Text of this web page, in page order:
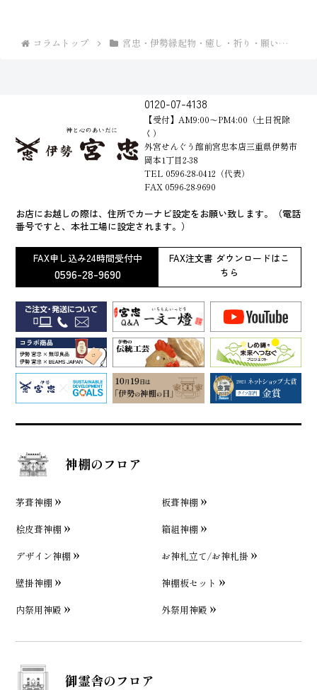
コラムトップ 宮忠・伊勢縁起物・癒し・祈り・願い…
0120-07-4138
【受付】AM9:00～PM4:00（土日祝除
く）
外宮せんぐう館前宮忠本店三重県伊勢市
岡本1丁目2-38
TEL 0596-28-0412（代表）
FAX 0596-28-9690
お店にお越しの際は、住所でカーナビ設定をお願い致します。（電話
番号ですと、本社工場に設定されます。）
FAX申し込み24時間受付中
0596-28-9690
FAX注文書 ダウンロードはこ
ちら
神棚のフロア
茅葺神棚
板葺神棚
桧皮葺神棚
箱組神棚
デザイン神棚
お神札立て/お神札掛
壁掛神棚
神棚板セット
内祭用神殿
外祭用神殿
御霊舎のフロア